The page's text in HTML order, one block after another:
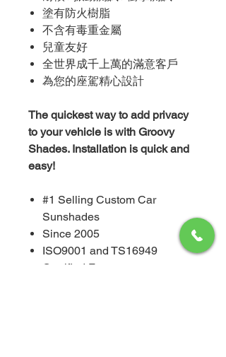
塗有防火樹脂
不含有毒重金屬
兒童友好
全世界成千上萬的滿意客戶
為您的座駕精心設計
The quickest way to add privacy
to your vehicle is with Groovy
Shades. Installation is quick and
easy!
#1 Selling Custom Car
Sunshades
Since 2005
ISO9001 and TS16949
Certified Factory